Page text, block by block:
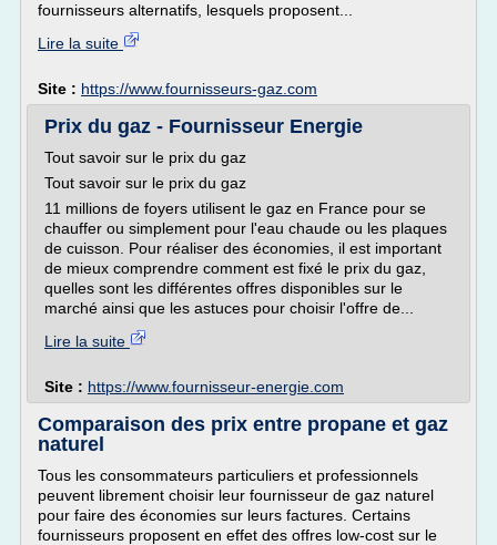
fournisseurs alternatifs, lesquels proposent...
Lire la suite
Site : https://www.fournisseurs-gaz.com
Prix du gaz - Fournisseur Energie
Tout savoir sur le prix du gaz
Tout savoir sur le prix du gaz
11 millions de foyers utilisent le gaz en France pour se
chauffer ou simplement pour l'eau chaude ou les plaques
de cuisson. Pour réaliser des économies, il est important
de mieux comprendre comment est fixé le prix du gaz,
quelles sont les différentes offres disponibles sur le
marché ainsi que les astuces pour choisir l'offre de...
Lire la suite
Site : https://www.fournisseur-energie.com
Comparaison des prix entre propane et gaz
naturel
Tous les consommateurs particuliers et professionnels
peuvent librement choisir leur fournisseur de gaz naturel
pour faire des économies sur leurs factures. Certains
fournisseurs proposent en effet des offres low-cost sur le